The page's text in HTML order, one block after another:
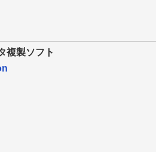
複製ソフト